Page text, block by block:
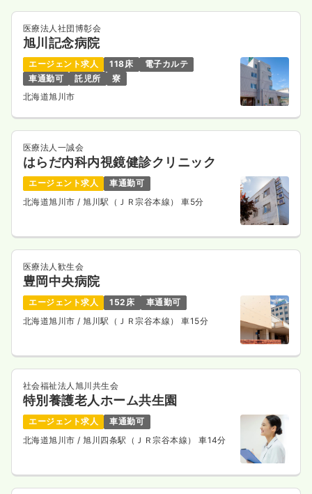
日勤のみ（パート）
給与 時給1,200円〜
時間 8:30～17:00（休憩45分）
外来正・准看護師 一般病院
日勤のみ（常勤） 一時募集休止
給与 24.0 万円
※経験7年の例
時間 8:30～17:00
日祝休み
担当業務未経験可
ブランク可
月給35万円以上可
透析正・准看護師 一般病院
日勤のみ（常勤） 一時募集休止
24.0万円/月 賞与91.3万円
医療法人社団博彰会
旭川記念病院
エージェント求人 118床
電子カルテ
車通勤可
託児所
寮
北海道旭川市
医療法人一誠会
はらだ内科内視鏡健診クリニック
エージェント求人
車通勤可
北海道旭川市 / 旭川駅（ＪＲ宗谷本線） 車5分
医療法人歓生会
豊岡中央病院
エージェント求人 152床
車通勤可
北海道旭川市 / 旭川駅（ＪＲ宗谷本線） 車15分
社会福祉法人旭川共生会
特別養護老人ホーム共生園
エージェント求人
車通勤可
北海道旭川市 / 旭川四条駅（ＪＲ宗谷本線） 車14分